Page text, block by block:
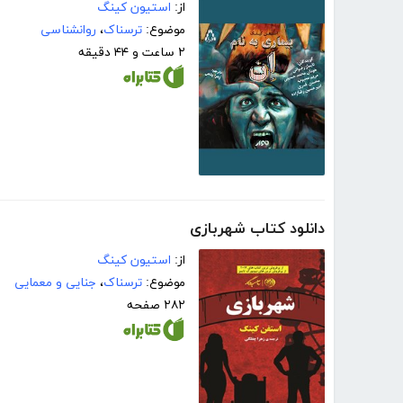
از: استیون کینگ
موضوع: ترسناک، روانشناسی
۲ ساعت و ۴۴ دقیقه
دانلود کتاب شهربازی
از: استیون کینگ
موضوع: ترسناک، جنایی و معمایی
۲۸۲ صفحه